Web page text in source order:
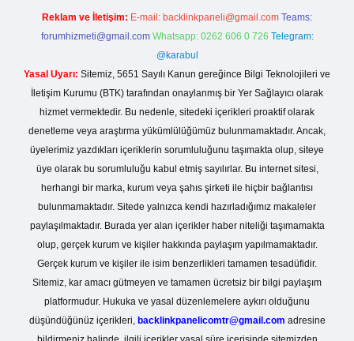
Reklam ve İletişim: E-mail: backlinkpaneli@gmail.com Teams:
forumhizmeti@gmail.com Whatsapp: 0262 606 0 726 Telegram:
@karabul
Yasal Uyarı: Sitemiz, 5651 Sayılı Kanun gereğince Bilgi Teknolojileri ve
İletişim Kurumu (BTK) tarafından onaylanmış bir Yer Sağlayıcı olarak
hizmet vermektedir. Bu nedenle, sitedeki içerikleri proaktif olarak
denetleme veya araştırma yükümlülüğümüz bulunmamaktadır. Ancak,
üyelerimiz yazdıkları içeriklerin sorumluluğunu taşımakta olup, siteye
üye olarak bu sorumluluğu kabul etmiş sayılırlar. Bu internet sitesi,
herhangi bir marka, kurum veya şahıs şirketi ile hiçbir bağlantısı
bulunmamaktadır. Sitede yalnızca kendi hazırladığımız makaleler
paylaşılmaktadır. Burada yer alan içerikler haber niteliği taşımamakta
olup, gerçek kurum ve kişiler hakkında paylaşım yapılmamaktadır.
Gerçek kurum ve kişiler ile isim benzerlikleri tamamen tesadüfidir.
Sitemiz, kar amacı gütmeyen ve tamamen ücretsiz bir bilgi paylaşım
platformudur. Hukuka ve yasal düzenlemelere aykırı olduğunu
düşündüğünüz içerikleri, backlinkpanelicomtr@gmail.com adresine